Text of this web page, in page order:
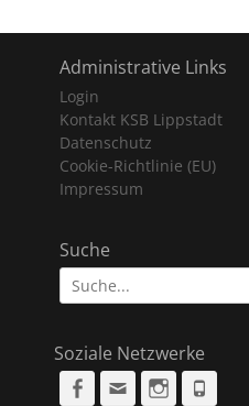
Administrative Links
Login
Kontakt KSB Lippstadt
Datenschutz
Cookie-Richtlinie (EU)
Impressum
Suche
Suche
nach:
Soziale Netzwerke
Facebook
Email Instagram